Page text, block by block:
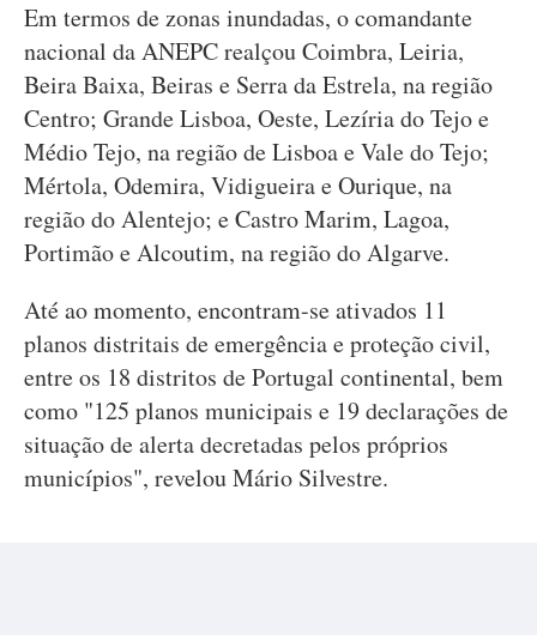
Em termos de zonas inundadas, o comandante
nacional da ANEPC realçou Coimbra, Leiria,
Beira Baixa, Beiras e Serra da Estrela, na região
Centro; Grande Lisboa, Oeste, Lezíria do Tejo e
Médio Tejo, na região de Lisboa e Vale do Tejo;
Mértola, Odemira, Vidigueira e Ourique, na
região do Alentejo; e Castro Marim, Lagoa,
Portimão e Alcoutim, na região do Algarve.
Até ao momento, encontram-se ativados 11
planos distritais de emergência e proteção civil,
entre os 18 distritos de Portugal continental, bem
como "125 planos municipais e 19 declarações de
situação de alerta decretadas pelos próprios
municípios", revelou Mário Silvestre.